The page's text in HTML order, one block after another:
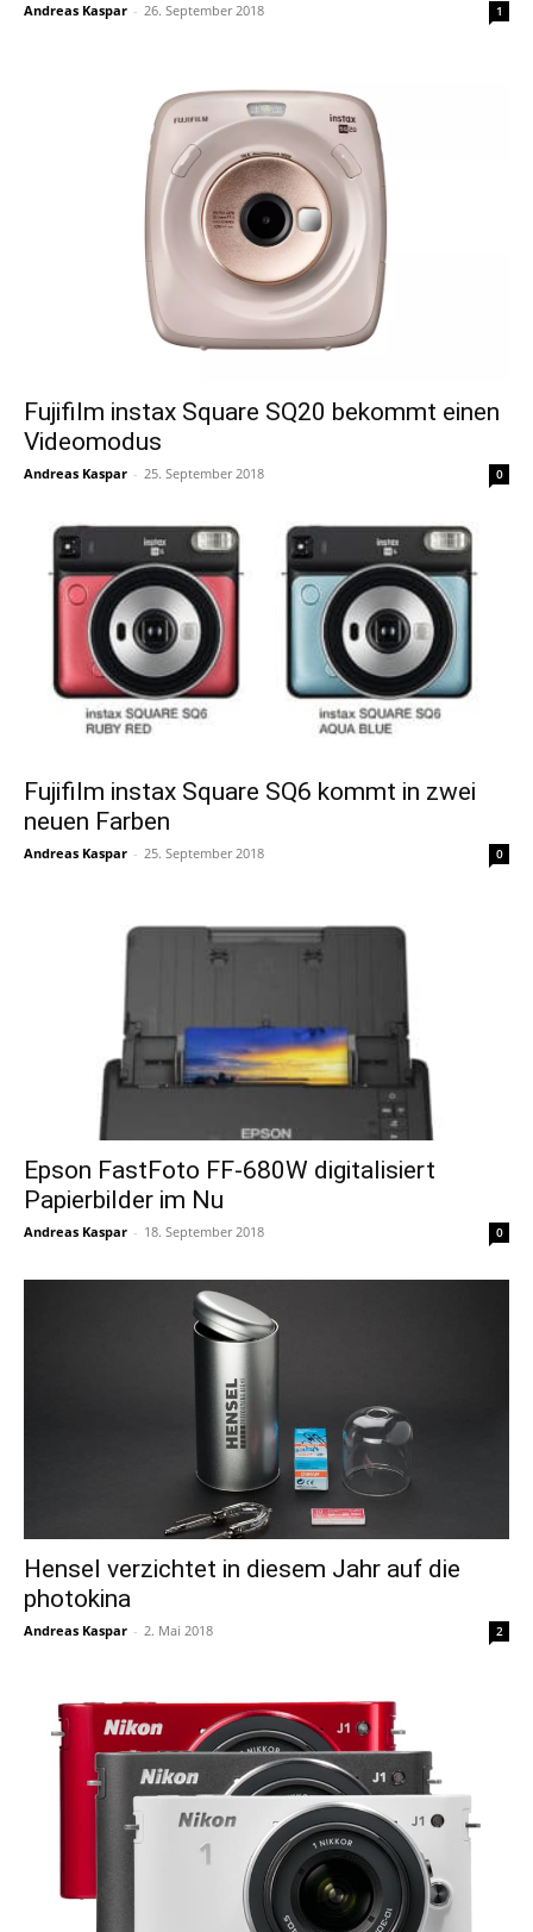
Andreas Kaspar - 26. September 2018 1
Fujifilm instax Square SQ20 bekommt einen
Videomodus
Andreas Kaspar - 25. September 2018 0
Fujifilm instax Square SQ6 kommt in zwei
neuen Farben
Andreas Kaspar - 25. September 2018 0
Epson FastFoto FF-680W digitalisiert
Papierbilder im Nu
Andreas Kaspar - 18. September 2018 0
Hensel verzichtet in diesem Jahr auf die
photokina
Andreas Kaspar - 2. Mai 2018 2